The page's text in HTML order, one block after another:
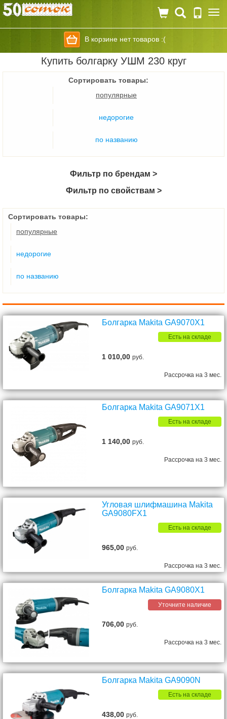
В корзине нет товаров :(
Купить болгарку УШМ 230 круг
Сортировать товары:
популярные
недорогие
по названию
Фильтр по брендам >
Фильтр по свойствам >
Сортировать товары:
популярные
недорогие
по названию
Болгарка Makita GA9070X1
Есть на складе
1 010,00руб.
Рассрочка на 3 мес.
Болгарка Makita GA9071X1
Есть на складе
1 140,00руб.
Рассрочка на 3 мес.
Угловая шлифмашина Makita
GA9080FX1
Есть на складе
965,00руб.
Рассрочка на 3 мес.
Болгарка Makita GA9080X1
Уточните наличие
706,00руб.
Рассрочка на 3 мес.
Болгарка Makita GA9090N
Есть на складе
438,00руб.